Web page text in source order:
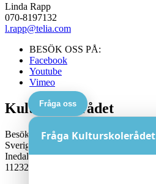
Linda Rapp
070-8197132
l.rapp@telia.com
BESÖK OSS PÅ:
Facebook
Youtube
Vimeo
Kulturskolerådet
Besöksadress:
Sveriges Kulturskoleråd
Inedalsgatan 15
11232 Stockholm
Fråga oss
Fråga Kulturskolerådet